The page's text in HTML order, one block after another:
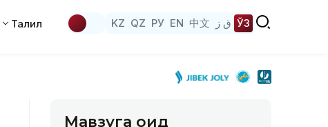
Таҳлил KZ QZ РУ EN 中文 ق ز ЎЗ
Мавзуга оид